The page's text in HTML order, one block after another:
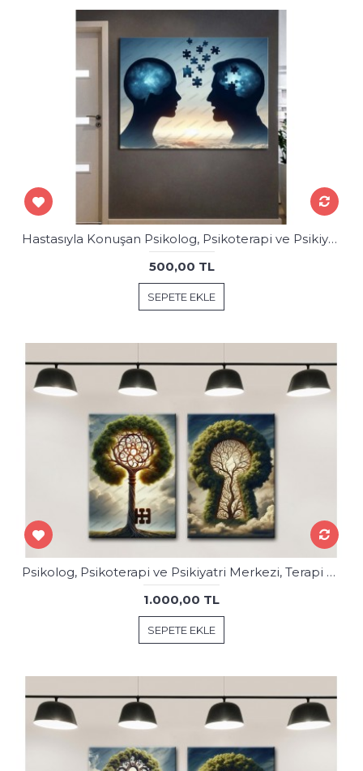
Hastasıyla Konuşan Psikolog, Psikoterapi ve Psikiyatri Merkezi, Terapi Odası Tablosu psk99
500,00 TL
SEPETE EKLE
Psikolog, Psikoterapi ve Psikiyatri Merkezi, Terapi Odası Tablolar 2psk88-89
1.000,00 TL
SEPETE EKLE